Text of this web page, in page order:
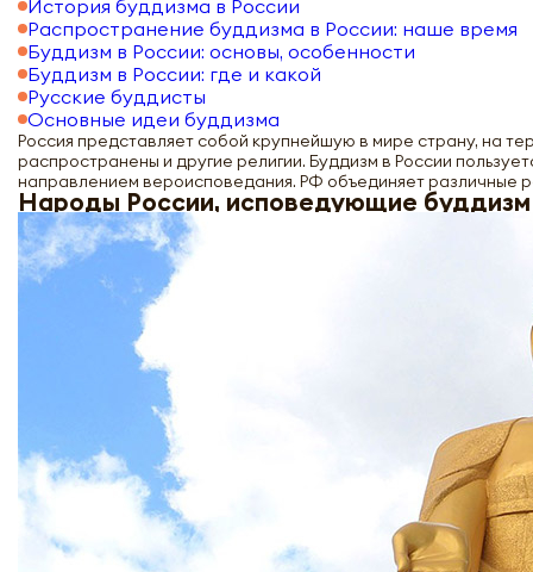
История буддизма в России
Распространение буддизма в России: наше время
Буддизм в России: основы, особенности
Буддизм в России: где и какой
Русские буддисты
Основные идеи буддизма
Россия представляет собой крупнейшую в мире страну, на
распространены и другие религии. Буддизм в России
направлением вероисповедания. РФ объединяет различные
Народы России, исповедующие буддизм